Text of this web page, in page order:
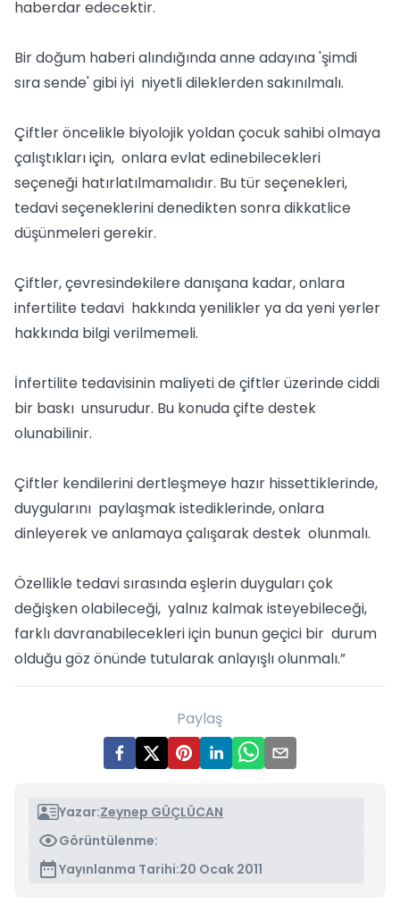
haberdar edecektir.
Bir doğum haberi alındığında anne adayına 'şimdi
sıra sende' gibi iyi niyetli dileklerden sakınılmalı.
Çiftler öncelikle biyolojik yoldan çocuk sahibi olmaya
çalıştıkları için, onlara evlat edinebilecekleri
seçeneği hatırlatılmamalıdır. Bu tür seçenekleri,
tedavi seçeneklerini denedikten sonra dikkatlice
düşünmeleri gerekir.
Çiftler, çevresindekilere danışana kadar, onlara
infertilite tedavi hakkında yenilikler ya da yeni yerler
hakkında bilgi verilmemeli.
İnfertilite tedavisinin maliyeti de çiftler üzerinde ciddi
bir baskı unsurudur. Bu konuda çifte destek
olunabilinir.
Çiftler kendilerini dertleşmeye hazır hissettiklerinde,
duygularını paylaşmak istediklerinde, onlara
dinleyerek ve anlamaya çalışarak destek olunmalı.
Özellikle tedavi sırasında eşlerin duyguları çok
değişken olabileceği, yalnız kalmak isteyebileceği,
farklı davranabilecekleri için bunun geçici bir durum
olduğu göz önünde tutularak anlayışlı olunmalı.”
Paylaş
Yazar:Zeynep GÜÇLÜCAN
Görüntülenme:
Yayınlanma Tarihi:20 Ocak 2011